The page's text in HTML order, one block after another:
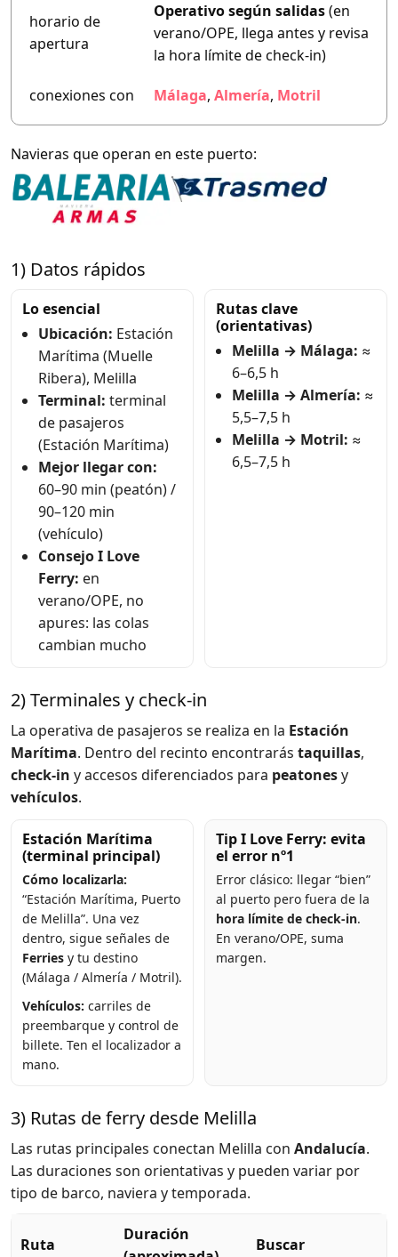
horario de
apertura
Operativo según salidas(en
verano/OPE, llega antes y revisa
la hora límite de check-in)
conexiones con Málaga, Almería, Motril
Navieras que operan en este puerto:
1) Datos rápidos
Lo esencial
Ubicación: Estación
Marítima (Muelle
Ribera), Melilla
Terminal: terminal
de pasajeros
(Estación Marítima)
Mejor llegar con:
60–90 min (peatón) /
90–120 min
(vehículo)
Consejo I Love
Ferry: en
verano/OPE, no
apures: las colas
cambian mucho
Rutas clave
(orientativas)
Melilla → Málaga: ≈
6–6,5 h
Melilla → Almería: ≈
5,5–7,5 h
Melilla → Motril: ≈
6,5–7,5 h
2) Terminales y check-in
La operativa de pasajeros se realiza en la Estación
Marítima. Dentro del recinto encontrarás taquillas,
check-in y accesos diferenciados para peatonesy
vehículos.
Estación Marítima
(terminal principal)
Cómo localizarla:
“Estación Marítima, Puerto
de Melilla”. Una vez
dentro, sigue señales de
Ferries y tu destino
(Málaga / Almería / Motril).
Vehículos: carriles de
preembarque y control de
billete. Ten el localizador a
mano.
Tip I Love Ferry: evita
el error nº1
Error clásico: llegar “bien”
al puerto pero fuera de la
hora límite de check-in.
En verano/OPE, suma
margen.
3) Rutas de ferry desde Melilla
Las rutas principales conectan Melilla con Andalucía.
Las duraciones son orientativas y pueden variar por
tipo de barco, naviera y temporada.
Ruta
Duración
Buscar